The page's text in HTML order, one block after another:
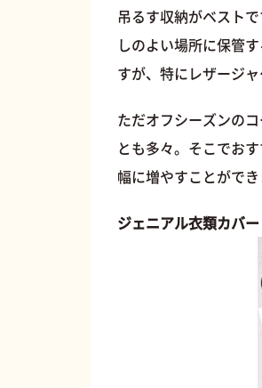
吊るす収納がベスト
しのよい場所に保管
すが、特にレザージ
ただオフシーズンの
とも多々。そこでお
幅に増やすことができ
ジェニアル衣類カバー